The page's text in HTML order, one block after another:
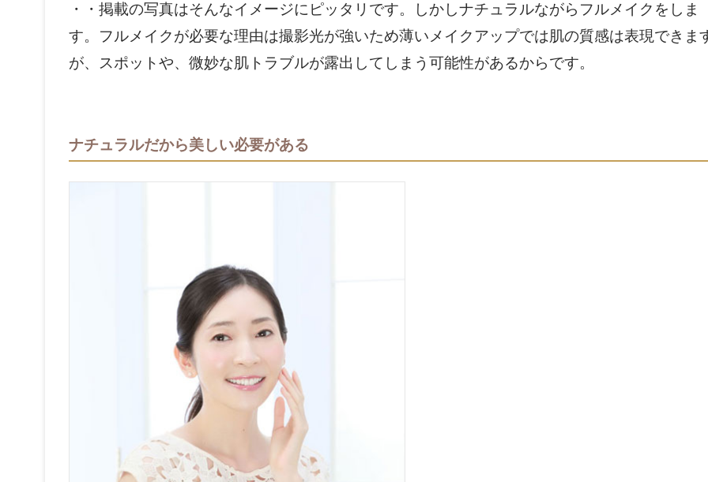
・・掲載の写真はそんなイメージにピッタリです。しかしナチュラルながらフルメイクをしま
す。フルメイクが必要な理由は撮影光が強いため薄いメイクアップでは肌の質感は表現できま
が、スポットや、微妙な肌トラブルが露出してしまう可能性があるからです。
ナチュラルだから美しい必要がある